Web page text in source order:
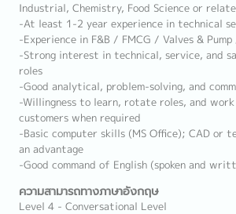
Industrial, Chemistry, Food Science or
-At least 1-2 year experience in technical
-Experience in F&B / FMCG / Valves &
-Strong interest in technical, service, and
roles
-Good analytical, problem-solving, and
-Willingness to learn, rotate roles, and
customers when required
-Basic computer skills (MS Office); CAD or
an advantage
-Good command of English (spoken and
ความสามารถทางภาษาอังกฤษ
Level 4 - Conversational Level